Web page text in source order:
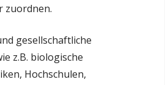
zuordnen.
gesellschaftliche
z.B. biologische
Hochschulen,